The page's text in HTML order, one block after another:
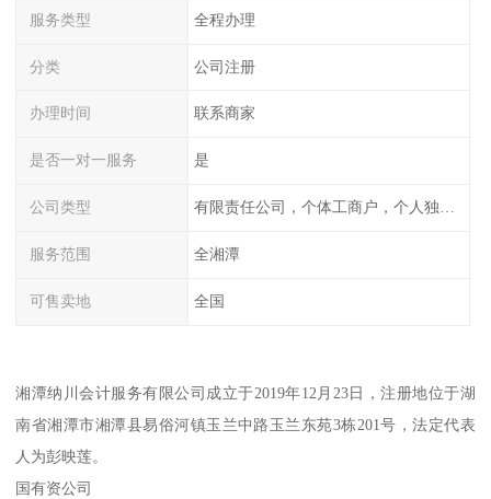
服务类型 全程办理
分类 公司注册
办理时间 联系商家
是否一对一服务 是
公司类型
服务范围 全湘潭
可售卖地 全国
湘潭纳川会计服务有限公司成立于2019年12月23日，注册地位于湖
南省湘潭市湘潭县易俗河镇玉兰中路玉兰东苑3栋201号，法定代表
人为彭映莲。
国有资公司